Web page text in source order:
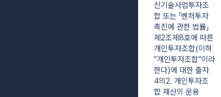
신기술사업투자조
합 또는 「벤처투자
촉진에 관한 법률」
제2조제8호에 따른
개인투자조합(이하
"개인투자조합"이라
한다)에 대한 출자
4의2. 개인투자조
합 재산의 운용